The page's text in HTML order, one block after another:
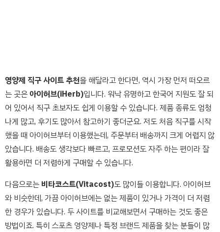
영양제 직구 사이트 추천을 해달라고 한다면, 역시 가장 먼저 떠오르
는 곳은아이허브(iHerb)입니다. 워낙 유명하고 한국어 지원도 잘 되
어 있어서 직구 초보자도 쉽게 이용할 수 있습니다. 제품 종류도 엄청
나게 많고, 후기도 많아서 참고하기 좋더군요. 저도 처음 직구를 시작
했을 때 아이허브부터 이용했는데, 주문부터 배송까지 크게 어렵지 않
았습니다. 배송도 생각보다 빠르고, 프로모션도 자주 하는 편이라 잘
활용하면 더 저렴하게 구매할 수 있습니다.
다음으로는 비타코스트(Vitacost)도 많이들 이용합니다. 아이허브
와 비슷한데, 가끔 아이허브에는 없는 제품이 있거나 가격이 더 저렴
한 경우가 있습니다. 두 사이트를 비교해보면서 구매하는 것도 좋은
방법이죠. 특히 스포츠 영양제나 특정 브랜드 제품을 찾는 분들이 많